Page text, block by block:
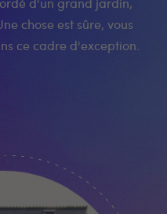
chose est sûre, vous
ce cadre d'exception.